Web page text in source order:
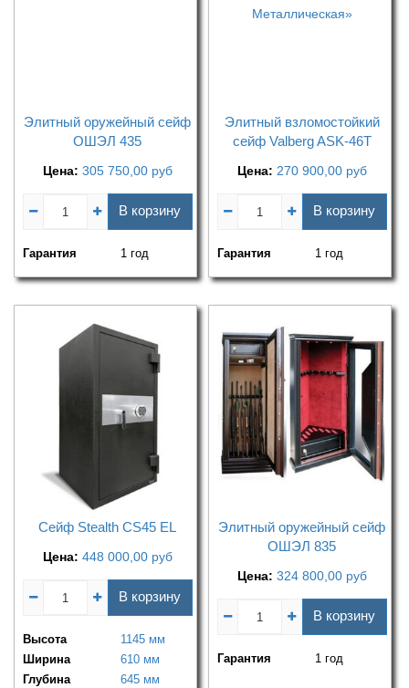
Элитный оружейный сейф
ОШЭЛ 435
Цена: 305 750,00 руб
В корзину
Гарантия 1 год
Элитный взломостойкий
сейф Valberg ASK-46T
Цена: 270 900,00 руб
В корзину
Гарантия 1 год
Сейф Stealth CS45 EL
Цена: 448 000,00 руб
В корзину
Высота
1145 мм
Ширина
610 мм
Глубина
645 мм
Элитный оружейный сейф
ОШЭЛ 835
Цена: 324 800,00 руб
В корзину
Гарантия 1 год